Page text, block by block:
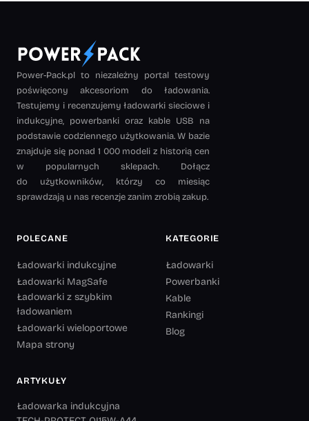
Power-Pack.pl to niezależny portal testowy
poświęcony akcesoriom do ładowania.
Testujemy i recenzujemy ładowarki sieciowe i
indukcyjne, powerbanki oraz kable USB na
podstawie codziennego użytkowania. W bazie
znajduje się ponad 1 000 modeli z historią cen
w popularnych sklepach. Dołącz
do użytkowników, którzy co miesiąc
sprawdzają u nas recenzje zanim zrobią zakup.
POLECANE
Ładowarki indukcyjne
Ładowarki MagSafe
Ładowarki z szybkim
ładowaniem
Ładowarki wieloportowe
Mapa strony
KATEGORIE
Ładowarki
Powerbanki
Kable
Rankingi
Blog
ARTYKUŁY
Ładowarka indukcyjna